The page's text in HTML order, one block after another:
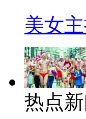
美女
热点